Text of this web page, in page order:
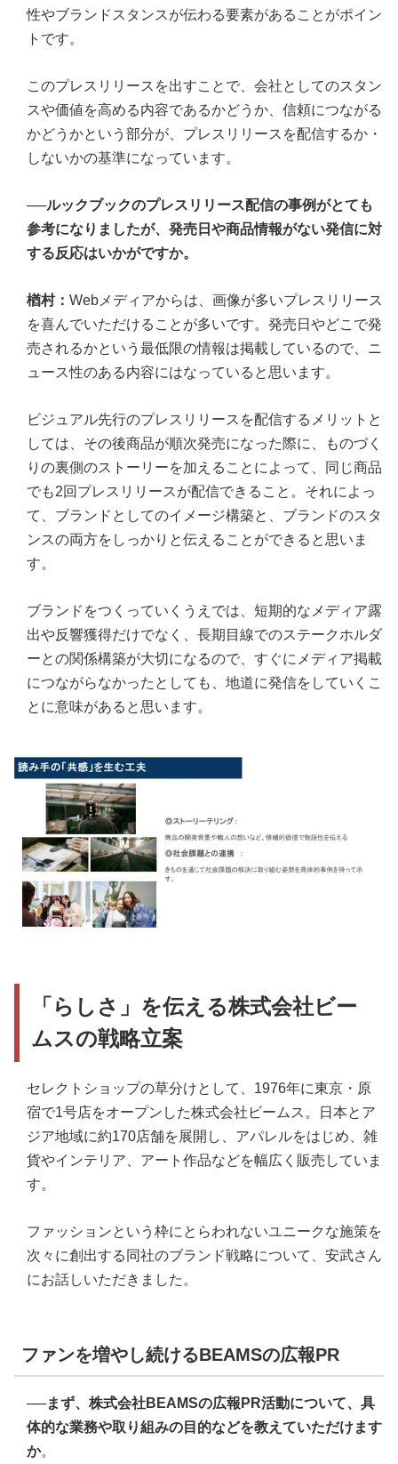
性やブランドスタンスが伝わる要素があることがポイン
トです。
このプレスリリースを出すことで、会社としてのスタン
スや価値を高める内容であるかどうか、信頼につながる
かどうかという部分が、プレスリリースを配信するか・
しないかの基準になっています。
──ルックブックのプレスリリース配信の事例がとても
参考になりましたが、発売日や商品情報がない発信に対
する反応はいかがですか。
楢村： Webメディアからは、画像が多いプレスリリース
を喜んでいただけることが多いです。発売日やどこで発
売されるかという最低限の情報は掲載しているので、ニ
ュース性のある内容にはなっていると思います。
ビジュアル先行のプレスリリースを配信するメリットと
しては、その後商品が順次発売になった際に、ものづく
りの裏側のストーリーを加えることによって、同じ商品
でも2回プレスリリースが配信できること。それによっ
て、ブランドとしてのイメージ構築と、ブランドのスタ
ンスの両方をしっかりと伝えることができると思いま
す。
ブランドをつくっていくうえでは、短期的なメディア露
出や反響獲得だけでなく、長期目線でのステークホルダ
ーとの関係構築が大切になるので、すぐにメディア掲載
につながらなかったとしても、地道に発信をしていくこ
とに意味があると思います。
「らしさ」を伝える株式会社ビー
ムスの戦略立案
セレクトショップの草分けとして、1976年に東京・原
宿で1号店をオープンした株式会社ビームス。日本とア
ジア地域に約170店舗を展開し、アパレルをはじめ、雑
貨やインテリア、アート作品などを幅広く販売していま
す。
ファッションという枠にとらわれないユニークな施策を
次々に創出する同社のブランド戦略について、安武さん
にお話しいただきました。
ファンを増やし続けるBEAMSの広報PR
──まず、株式会社BEAMSの広報PR活動について、具
体的な業務や取り組みの目的などを教えていただけます
か。